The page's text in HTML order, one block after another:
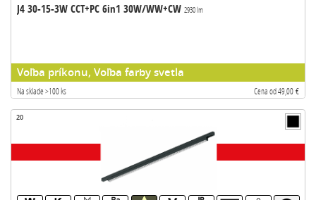
J4 30-15-3W CCT+PC 6in1 30W/WW+CW 2930 lm
Voľba príkonu, Voľba farby svetla
Na sklade >100 ks Cena od 49,00 €
20